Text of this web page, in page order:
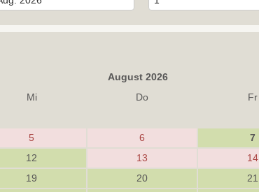
August 2026
Mi Do Fr
5 6 7
12 13 14
19 20 21